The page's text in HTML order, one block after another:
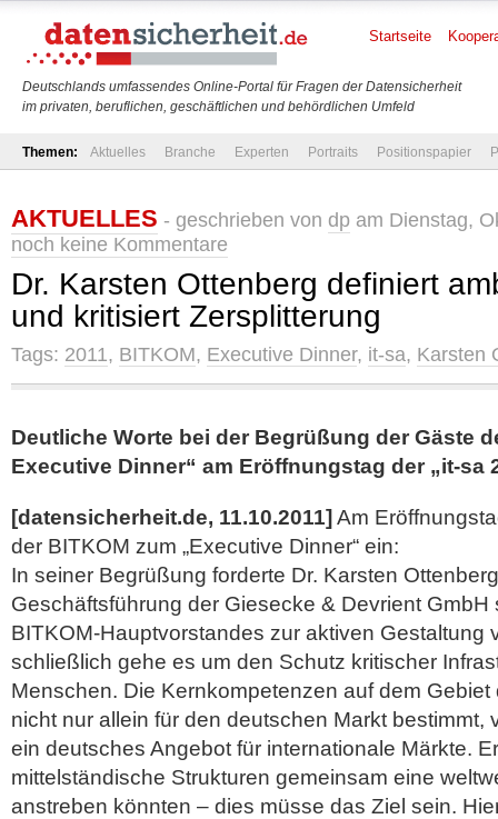
Deutschlands umfassendes Online-Portal für Fragen der Datensicherheit
im privaten, beruflichen, geschäftlichen und behördlichen Umfeld
Startseite
Themen: Aktuelles Branche Experten Portraits Positionspapier
AKTUELLES - geschrieben von dp am Dienstag,
noch keine Kommentare
Dr. Karsten Ottenberg definiert
und kritisiert Zersplitterung
Tags: 2011, BITKOM, Executive Dinner, it-sa, Karsten
Deutliche Worte bei der Begrüßung der Gäste
Executive Dinner“ am Eröffnungstag der „it-sa
[datensicherheit.de, 11.10.2011] Am
der BITKOM zum „Executive Dinner“ ein:
In seiner Begrüßung forderte Dr. Karsten
Geschäftsführung der Giesecke & Devrient GmbH
BITKOM-Hauptvorstandes zur aktiven Gestaltung
schließlich gehe es um den Schutz kritischer
Menschen. Die Kernkompetenzen auf dem Gebiet
nicht nur allein für den deutschen Markt bestimmt,
ein deutsches Angebot für internationale Märkte.
mittelständische Strukturen gemeinsam eine
anstreben könnten – dies müsse das Ziel sein.